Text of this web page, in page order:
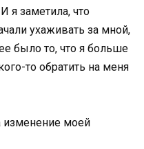
я заметила, что
ухаживать за мной,
было то, что я больше
то обратить на меня
изменение моей